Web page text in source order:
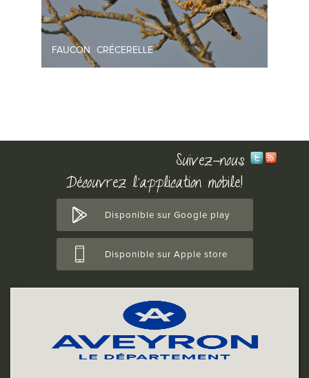
FAUCON CRÉCERELLE
Suivez-nous
Découvrez l'application mobile!
Disponible sur Google play
Disponible sur Apple store